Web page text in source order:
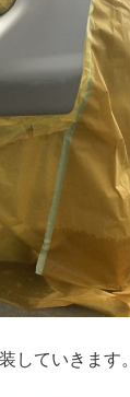
していきます。